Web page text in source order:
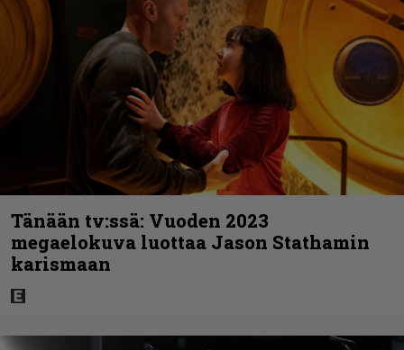
Tänään tv:ssä: Vuoden 2023
megaelokuva luottaa Jason Stathamin
karismaan